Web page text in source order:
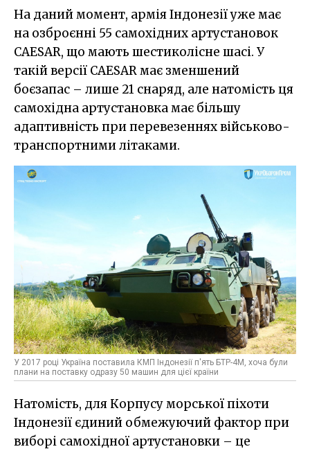
На даний момент, армія Індонезії уже має
на озброєнні 55 самохідних артустановок
CAESAR, що мають шестиколісне шасі. У
такій версії CAESAR має зменшений
боєзапас – лише 21 снаряд, але натомість ця
самохідна артустановка має більшу
адаптивність при перевезеннях військово-
транспортними літаками.
У 2017 році Україна поставила КМП Індонезії п'ять БТР-4М, хоча були
плани на поставку одразу 50 машин для цієї країни
Натомість, для Корпусу морської піхоти
Індонезії єдиний обмежуючий фактор при
виборі самохідної артустановки – це